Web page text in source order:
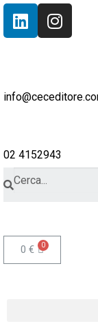
02 4152943
0 €